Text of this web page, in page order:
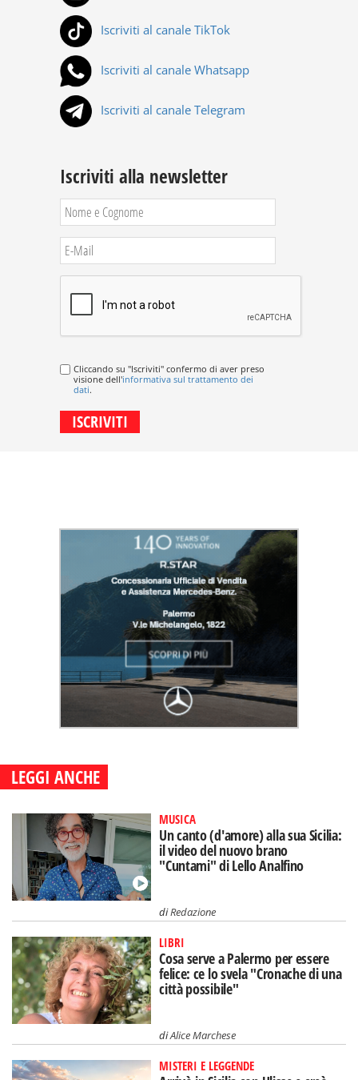
Iscriviti al canale TikTok
Iscriviti al canale Whatsapp
Iscriviti al canale Telegram
Iscriviti alla newsletter
Cliccando su "Iscriviti" confermo di aver preso
visione dell'informativa sul trattamento dei
dati.
LEGGI ANCHE
MUSICA
Un canto (d'amore) alla sua Sicilia:
il video del nuovo brano
"Cuntami" di Lello Analfino
diRedazione
LIBRI
Cosa serve a Palermo per essere
felice: ce lo svela "Cronache di una
città possibile"
diAlice Marchese
MISTERI E LEGGENDE